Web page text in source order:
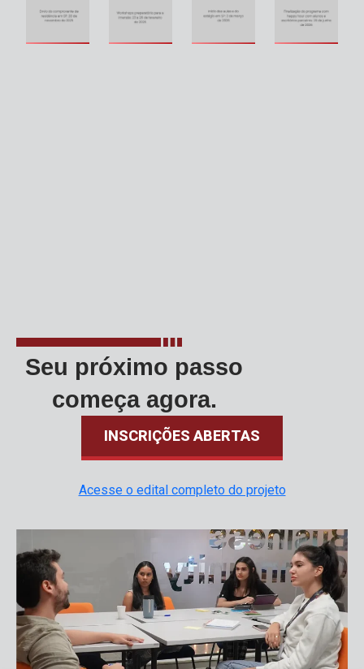
Seu próximo passo
começa agora.
INSCRIÇÕES ABERTAS
Acesse o edital completo do projeto